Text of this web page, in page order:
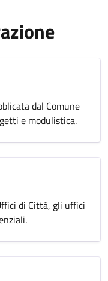
dal Comune
e modulistica.
di Città, gli uffici